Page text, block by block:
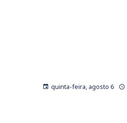
quinta-feira, agosto 6